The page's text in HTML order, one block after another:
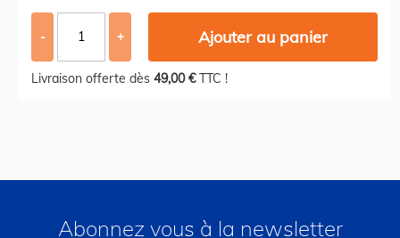
- + Ajouter au panier
Livraison offerte dès 49,00 €TTC !
Abonnez vous à la newsletter